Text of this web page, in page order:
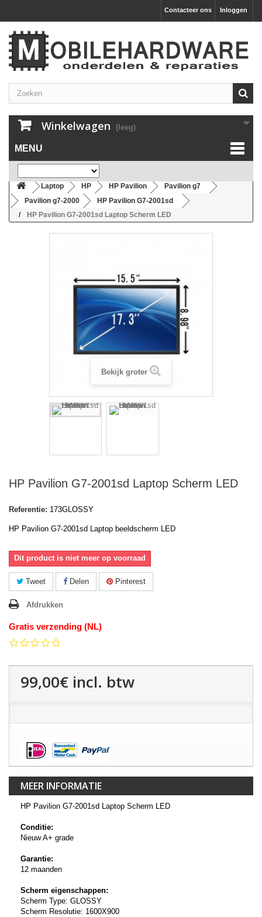
Inloggen
Contacteer ons
Winkelwagen (leeg)
MENU
Laptop HP HP Pavilion
Pavilion g7
Pavilion g7-2000
HP Pavilion G7-2001sd
HP Pavilion G7-2001sd Laptop Scherm LED
Bekijk groter
HP Pavilion G7-2001sd Laptop Scherm LED
Referentie: 173GLOSSY
HP Pavilion G7-2001sd Laptop beeldscherm LED
Dit product is niet meer op voorraad
Tweet Delen Pinterest
Afdrukken
Gratis verzending (NL)
99,00€ incl. btw
MEER INFORMATIE
HP Pavilion G7-2001sd Laptop Scherm LED
Conditie:
Nieuw A+ grade
Garantie:
12 maanden
Scherm eigenschappen:
Scherm Type: GLOSSY
Scherm Resolutie: 1600X900